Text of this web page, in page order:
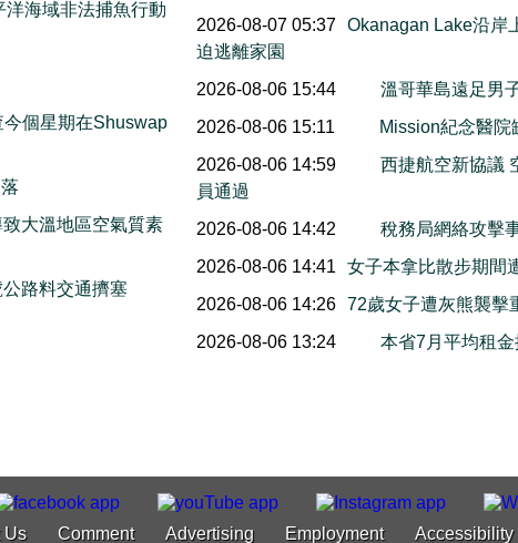
海域非法捕魚行動
個星期在Shuswap
大溫地區空氣質素
路料交通擠塞
2026-08-07 05:37
Okanagan Lake沿岸
迫逃離家園
2026-08-06 15:44
溫哥華島遠足男
2026-08-06 15:11
Mission紀念醫院
2026-08-06 14:59
西捷航空新協議
員通過
2026-08-06 14:42
稅務局網絡攻擊
2026-08-06 14:41
女子本拿比散步期間
2026-08-06 14:26
72歲女子遭灰熊襲擊
2026-08-06 13:24
本省7月平均租
Us Comment Advertising Employment Accessibility